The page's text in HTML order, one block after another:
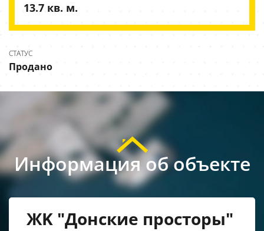
13.7 кв. м.
СТАТУС
Продано
Информация об объекте
ЖK "Донские просторы"